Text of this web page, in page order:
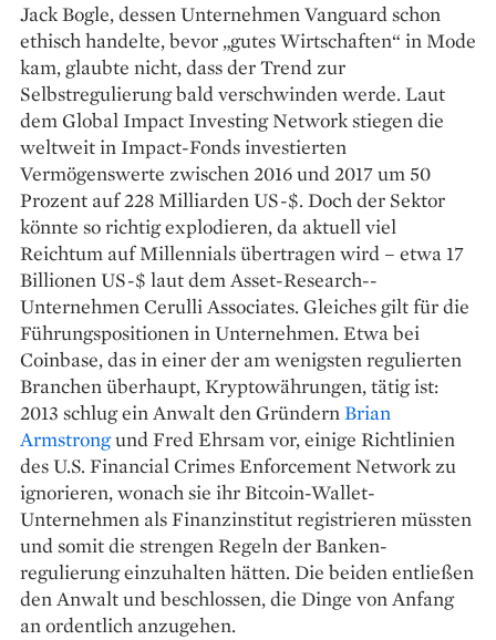
Jack Bogle, dessen Unternehmen Vanguard schon
ethisch handelte, bevor „gutes Wirtschaften“ in Mode
kam, glaubte nicht, dass der Trend zur
Selbstregulierung bald verschwinden werde. Laut
dem Global Impact Investing Network stiegen die
weltweit in Impact-Fonds investierten
Vermögenswerte ­zwischen 2016 und 2017 um 50
Prozent auf 228 Milliarden US-$. Doch der Sektor
könnte so richtig explodieren, da aktuell viel
Reichtum auf Millennials übertragen wird – etwa 17
Billionen US-$ laut dem Asset-Research-­
Unternehmen Cerulli Associates. Gleiches gilt für die
Führungspositionen in Unternehmen. Etwa bei
Coinbase, das in einer der am wenigsten regulierten
Branchen überhaupt, Kryptowährungen, tätig ist:
2013 schlug ein Anwalt den GründernBrian
Armstrongund Fred Ehrsam vor, einige Richtlinien
des U.S. Financial Crimes Enforcement Network zu
ignorieren, wonach sie ihr Bitcoin-Wallet-
Unternehmen als Finanz­institut ­registrieren müssten
und somit die strengen Regeln der Banken­
regulierung einzuhalten hätten. Die beiden entließen
den Anwalt und beschlossen, die Dinge von Anfang
an ordentlich anzugehen.